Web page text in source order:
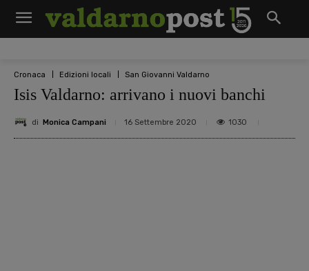
Cronaca Edizioni locali San Giovanni Valdarno
Isis Valdarno: arrivano i nuovi banchi
di Monica Campani 16 Settembre 2020 1030